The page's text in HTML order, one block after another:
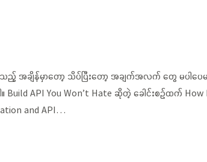
ချိန်မှာတော့ သိပ်ပြီးတော့ အချက်အလက် တွေ မပါပေမ
You Won’t Hate ဆိုတဲ့ ခေါင်းစဉ်ထက် How
and API…